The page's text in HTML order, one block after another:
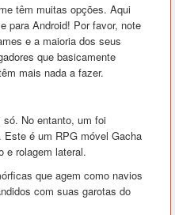
têm muitas opções. Aqui
para Android! Por favor, note
e a maioria dos seus
que basicamente
mais nada a fazer.
No entanto, um foi
Este é um RPG móvel Gacha
e rolagem lateral.
que agem como navios
com suas garotas do